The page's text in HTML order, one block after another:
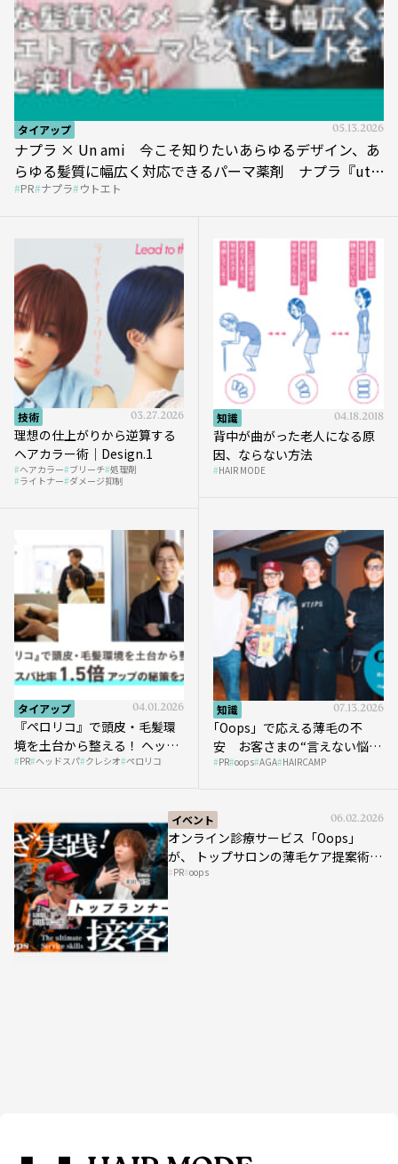
タイアップ 05.13.2026
ナプラ × Un ami 今こそ知りたいあらゆるデザイン、あ
らゆる髪質に幅広く対応できるパーマ薬剤 ナプラ『ut-
et』
PR ナプラ ウトエト
技術 03.27.2026
理想の仕上がりから逆算する
ヘアカラー術｜Design.1
ヘアカラー ブリーチ 処理剤
ライトナー ダメージ抑制
知識 04.18.2018
背中が曲がった老人になる原
因、ならない方法
HAIR MODE
タイアップ 04.01.2026
『ペロリコ』で頭皮・毛髪環
境を土台から整える！ ヘッド
スパ比率1.5倍アップの秘策を
PR ヘッドスパ クレシオ ペロリコ
知識 07.13.2026
｢Oops」で応える薄毛の不
安 お客さまの“言えない悩
み”にどう向き合う？ ＃01
PR oops AGA HAIRCAMP
イベント 06.02.2026
オンライン診療サービス「Oops」
が、 トップサロンの薄毛ケア提案術を
HAIRCAMPで公開！
PR oops